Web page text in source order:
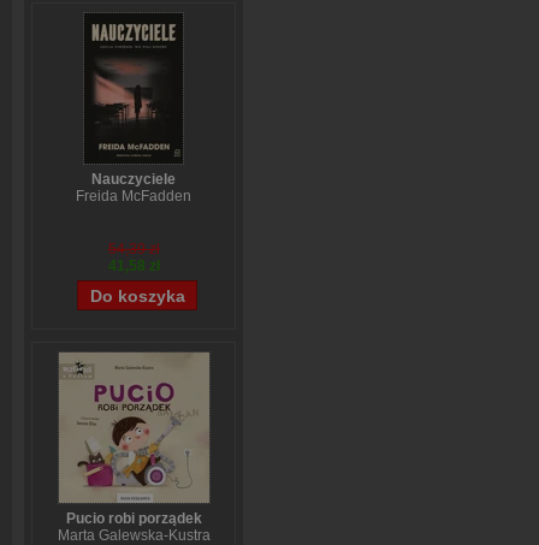
Nauczyciele
Freida McFadden
54,39 zł
41,58 zł
Pucio robi porządek
Marta Galewska-Kustra